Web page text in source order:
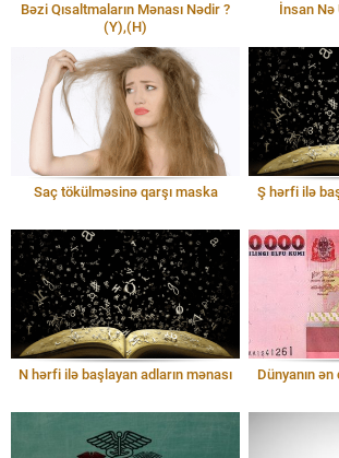
Bəzi Qısaltmaların Mənası Nədir ?
(Y),(H)
İnsan Nə
Saç tökülməsinə qarşı maska Ş hərfi ilə
N hərfi ilə başlayan adların mənası Dünyanın